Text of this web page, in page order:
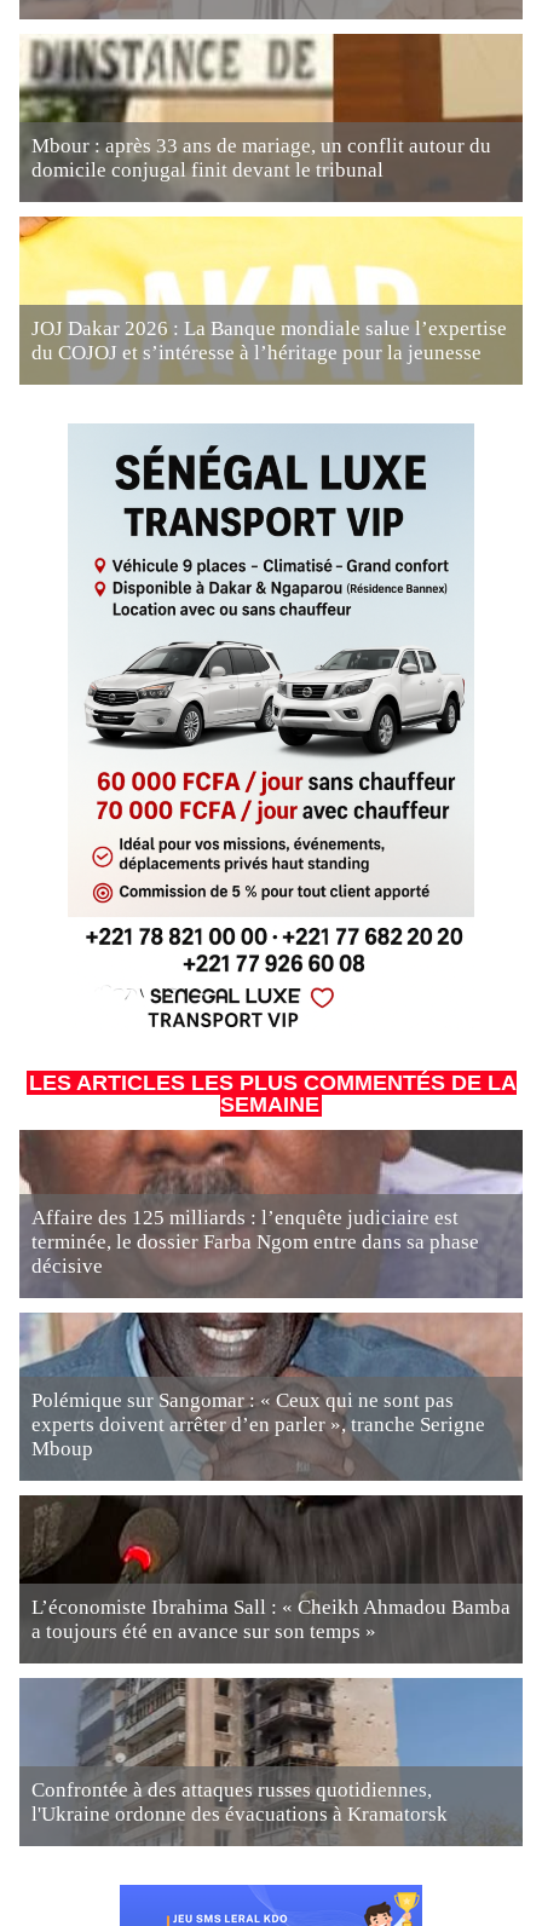
Mbour : après 33 ans de mariage, un conflit autour du
domicile conjugal finit devant le tribunal
JOJ Dakar 2026 : La Banque mondiale salue l’expertise
du COJOJ et s’intéresse à l’héritage pour la jeunesse
LES ARTICLES LES PLUS COMMENTÉS DE LA
SEMAINE
Affaire des 125 milliards : l’enquête judiciaire est
terminée, le dossier Farba Ngom entre dans sa phase
décisive
Polémique sur Sangomar : « Ceux qui ne sont pas
experts doivent arrêter d’en parler », tranche Serigne
Mboup
L’économiste Ibrahima Sall : « Cheikh Ahmadou Bamba
a toujours été en avance sur son temps »
Confrontée à des attaques russes quotidiennes,
l'Ukraine ordonne des évacuations à Kramatorsk